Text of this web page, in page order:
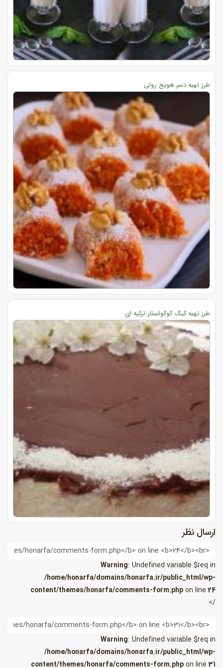
طرز تهیه دسر هویج رولی
طرز تهیه کیک کوکواستار ترکیه ای
ارسال نظر
Warning: Undefined variable $req in
/home/honarfa/domains/honarfa.ir/public_html/wp-
content/themes/honarfa/comments-form.phpon line24
/>
ایمیل
Warning: Undefined variable $req in
/home/honarfa/domains/honarfa.ir/public_html/wp-
content/themes/honarfa/comments-form.phpon line31